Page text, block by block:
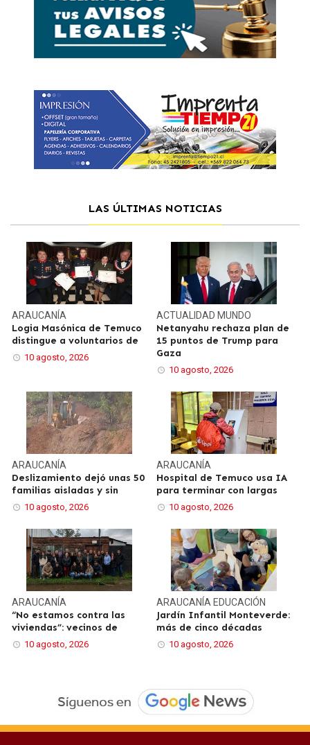
LAS ÚLTIMAS NOTICIAS
ARAUCANÍA
Logia Masónica de Temuco
distingue a voluntarios de
10 agosto, 2026
ACTUALIDAD MUNDO
Netanyahu rechaza plan de
15 puntos de Trump para
Gaza
10 agosto, 2026
ARAUCANÍA
Deslizamiento dejó unas 50
familias aisladas y sin
10 agosto, 2026
ARAUCANÍA
Hospital de Temuco usa IA
para terminar con largas
10 agosto, 2026
ARAUCANÍA
“No estamos contra las
viviendas”: vecinos de
10 agosto, 2026
ARAUCANÍA EDUCACIÓN
Jardín Infantil Monteverde:
más de cinco décadas
10 agosto, 2026